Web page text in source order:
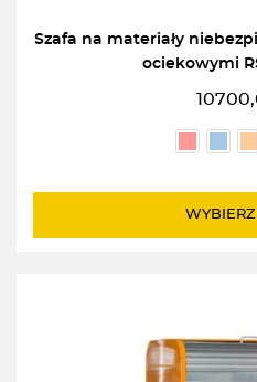
Szafa na materiały
ociekowymi